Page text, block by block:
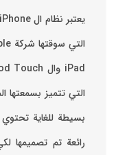
بسيطة للغاية
رائعة تم تصميمها